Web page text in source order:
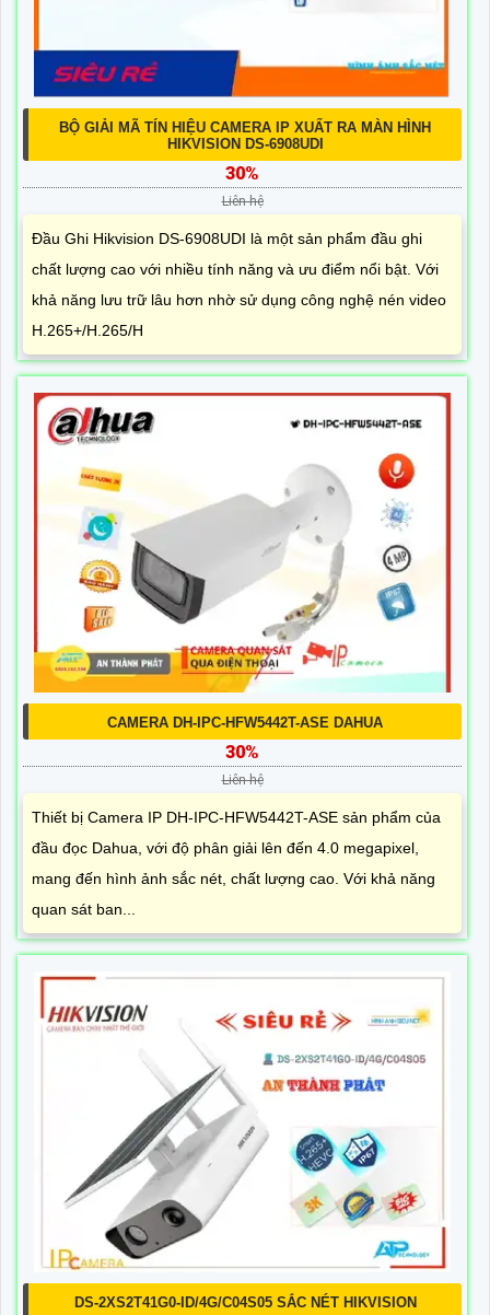
BỘ GIẢI MÃ TÍN HIỆU CAMERA IP XUẤT RA MÀN HÌNH
HIKVISION DS-6908UDI
30%
Liên hệ
Đầu Ghi Hikvision DS-6908UDI là một sản phẩm đầu ghi
chất lượng cao với nhiều tính năng và ưu điểm nổi bật. Với
khả năng lưu trữ lâu hơn nhờ sử dụng công nghệ nén video
H.265+/H.265/H
CAMERA DH-IPC-HFW5442T-ASE DAHUA
30%
Liên hệ
Thiết bị Camera IP DH-IPC-HFW5442T-ASE sản phẩm của
đầu đọc Dahua, với độ phân giải lên đến 4.0 megapixel,
mang đến hình ảnh sắc nét, chất lượng cao. Với khả năng
quan sát ban...
DS-2XS2T41G0-ID/4G/C04S05 SẮC NÉT HIKVISION